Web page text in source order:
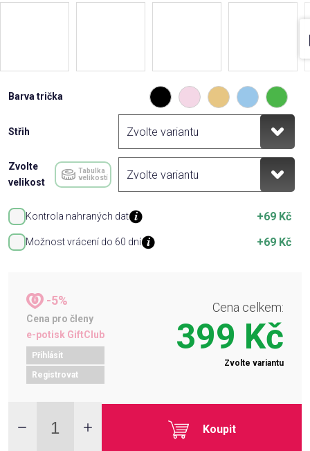
Barva trička
Střih
Zvolte
velikost
Tabulka
velikostí
Kontrola nahraných dat +69 Kč
Možnost vrácení do 60 dní +69 Kč
-5%
Cena pro členy
e-potisk GiftClub
Přihlásit
Registrovat
Cena celkem:
399 Kč
Zvolte variantu
Koupit